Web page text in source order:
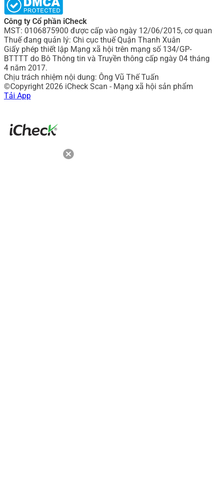
Công ty Cổ phần iCheck
MST: 0106875900 được cấp vào ngày 12/06/2015, cơ quan
Thuế đang quản lý: Chi cục thuế Quận Thanh Xuân
Giấy phép thiết lập Mạng xã hội trên mạng số 134/GP-
BTTTT do Bô Thông tin và Truyền thông cấp ngày 04 tháng
4 năm 2017.
Chịu trách nhiệm nội dung: Ông Vũ Thế Tuấn
©Copyright 2026 iCheck Scan - Mạng xã hội sản phẩm
Tải App